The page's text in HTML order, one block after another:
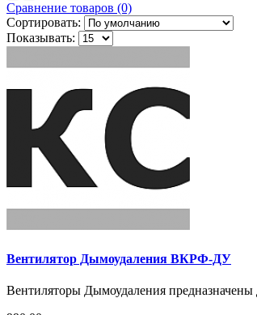
Сравнение товаров (0)
Сортировать:
Показывать:
Вентилятор Дымоудаления ВКРФ-ДУ
Вентиляторы Дымоудаления предназначены